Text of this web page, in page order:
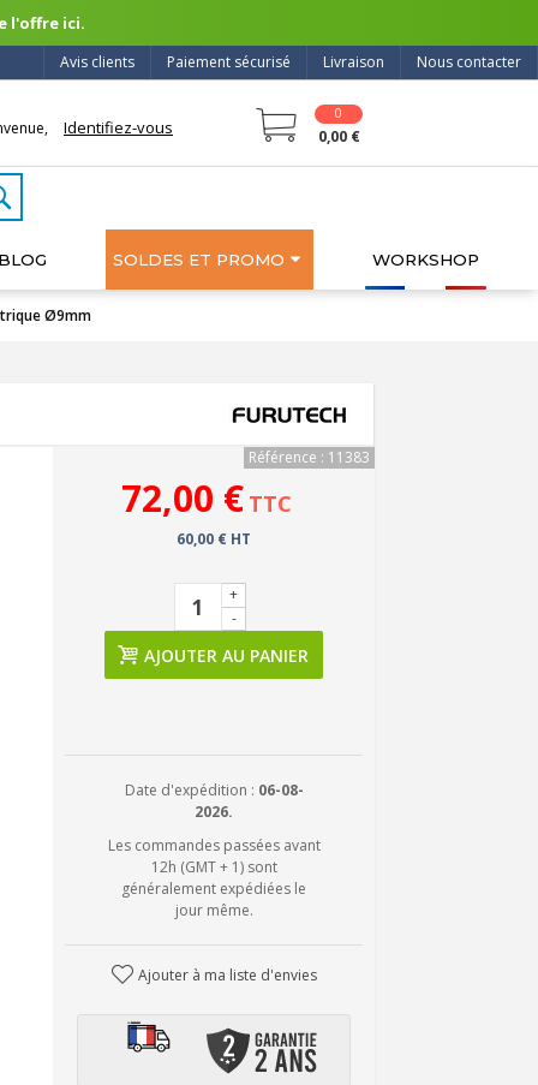
l'offre ici.
Nous contacter
Livraison
Paiement sécurisé
Avis clients
Identifiez-vous
0
0,00 €
BLOG SOLDES ET PROMO WORKSHOP
Ø9mm
Référence : 11383
72,00 € TTC
60,00 € HT
-
+
AJOUTER AU PANIER
Date d'expédition : 06-08-
2026.
Les commandes passées avant
12h (GMT + 1) sont
généralement expédiées le
jour même.
Ajouter à ma liste d'envies